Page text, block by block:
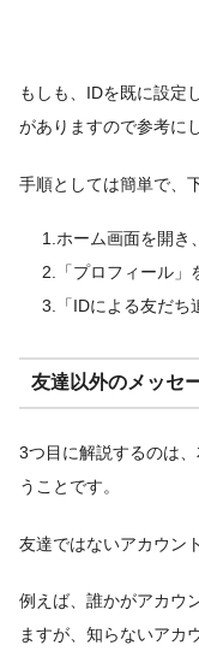
もしも、IDを既に設定
がありますので参考に
手順としては簡単で、
1.ホーム画面を開き
2.「プロフィール」
3.「IDによる友だち
友達以外のメッセ
3つ目に解説するのは
うことです。
友達ではないアカウン
例えば、誰かがアカウ
ますが、知らないアカ